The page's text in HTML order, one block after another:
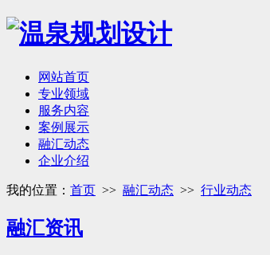
网站首页
专业领域
服务内容
案例展示
融汇动态
企业介绍
我的位置： 首页 >> 融汇动态 >> 行业动态
融汇资讯